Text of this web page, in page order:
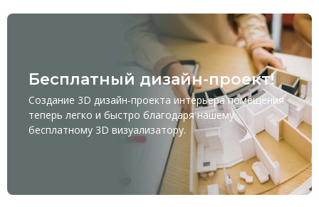
Бесплатный дизайн-проект!
Создание 3D дизайн-проекта интерьера помещения
теперь легко и быстро благодаря нашему
бесплатному 3D визуализатору.